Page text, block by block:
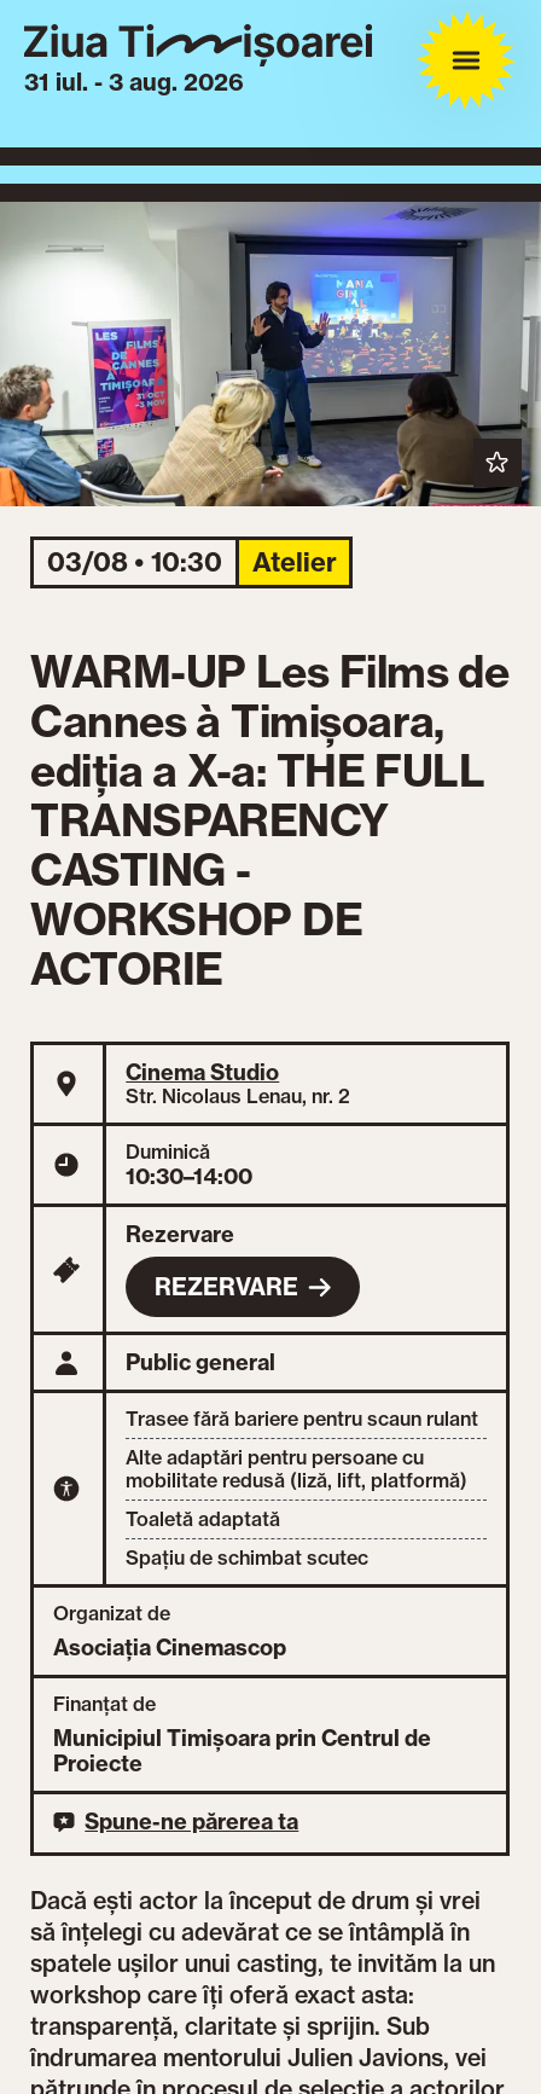
31 iul. - 3 aug. 2026
03/08 • 10:30 Atelier
Dacă ești actor la început de drum și vrei
să înțelegi cu adevărat ce se întâmplă în
spatele ușilor unui casting, te invităm la un
workshop care îți oferă exact asta:
transparență, claritate și sprijin. Sub
îndrumarea mentorului Julien Javions, vei
WARM-UP Les Films de
Cannes à Timișoara,
ediția a X-a: THE FULL
TRANSPARENCY
CASTING -
WORKSHOP DE
ACTORIE
Cinema Studio
Str. Nicolaus Lenau, nr. 2
Duminică
10:30–14:00
Rezervare
REZERVARE
Public general
Trasee fără bariere pentru scaun rulant
Alte adaptări pentru persoane cu
mobilitate redusă (liză, lift, platformă)
Toaletă adaptată
Spațiu de schimbat scutec
Organizat de
Asociația Cinemascop
Finanțat de
Municipiul Timișoara prin Centrul de
Proiecte
Spune-ne părerea ta